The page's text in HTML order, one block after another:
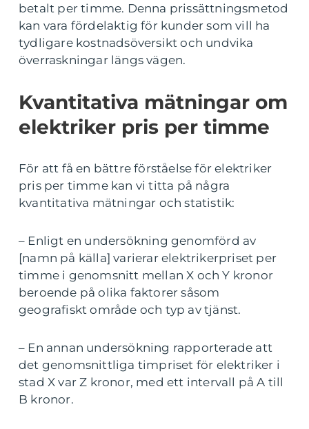
betalt per timme. Denna prissättningsmetod
kan vara fördelaktig för kunder som vill ha
tydligare kostnadsöversikt och undvika
överraskningar längs vägen.
Kvantitativa mätningar om
elektriker pris per timme
För att få en bättre förståelse för elektriker
pris per timme kan vi titta på några
kvantitativa mätningar och statistik:
– Enligt en undersökning genomförd av
[namn på källa] varierar elektrikerpriset per
timme i genomsnitt mellan X och Y kronor
beroende på olika faktorer såsom
geografiskt område och typ av tjänst.
– En annan undersökning rapporterade att
det genomsnittliga timpriset för elektriker i
stad X var Z kronor, med ett intervall på A till
B kronor.